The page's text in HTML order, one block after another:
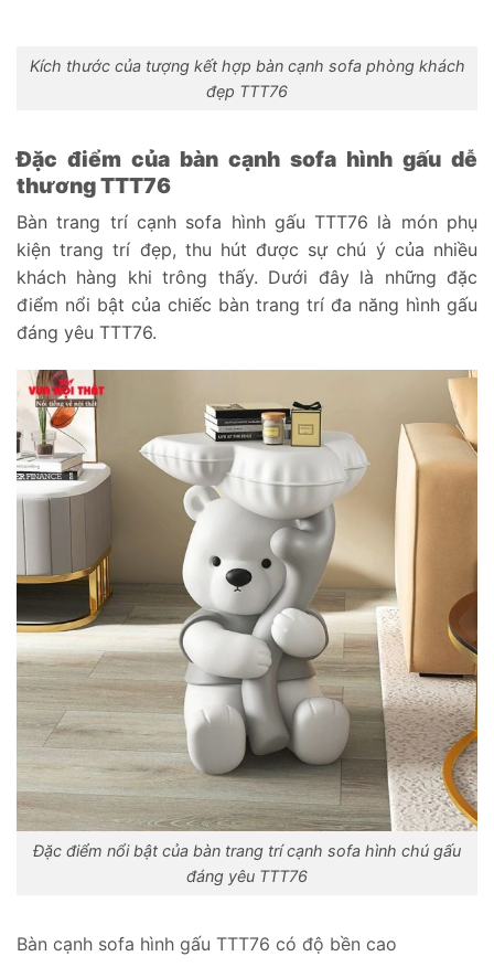
Kích thước của tượng kết hợp bàn cạnh sofa phòng khách
đẹp TTT76
Đặc điểm của bàn cạnh sofa hình gấu dễ
thương TTT76
Bàn trang trí cạnh sofa hình gấu TTT76 là món phụ
kiện trang trí đẹp, thu hút được sự chú ý của nhiều
khách hàng khi trông thấy. Dưới đây là những đặc
điểm nổi bật của chiếc bàn trang trí đa năng hình gấu
đáng yêu TTT76.
Đặc điểm nổi bật của bàn trang trí cạnh sofa hình chú gấu
đáng yêu TTT76
Bàn cạnh sofa hình gấu TTT76 có độ bền cao